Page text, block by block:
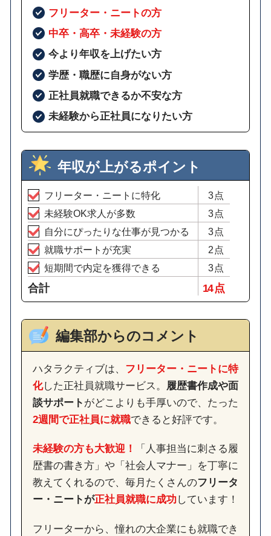
フリーター・ニートの方
中卒・高卒・未経験の方
今より年収を上げたい方
学歴・職歴に自身がない方
正社員就職できるか不安な方
未経験から正社員になりたい方
年収が上がるポイント
フリーター・ニートに特化
3点
未経験OK求人が多数
3点
自分にぴったりな仕事が見つかる
3点
就職サポートが充実
2点
短期間で内定を獲得できる
3点
合計 14 点
編集部からのコメント
ハタラクティブは、 フリーター・ニートに特
化した正社員就職サービス。
履歴書作成や面
談サポート がどこよりも手厚いので、たった
2週間で正社員に就職できると好評です。
未経験の方も大歓迎！
「人事担当に刺さる履
歴書の書き方」や「社会人マナー」を丁寧に
教えてくれるので、毎月たくさんのフリータ
ー・ニートが正社員就職に成功しています！
フリーターから、憧れの大企業にも就職でき